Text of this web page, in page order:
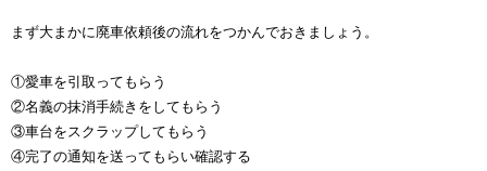
まず大まかに廃車依頼後の流れをつかんでおきましょう。
①愛車を引取ってもらう
②名義の抹消手続きをしてもらう
③車台をスクラップしてもらう
④完了の通知を送ってもらい確認する